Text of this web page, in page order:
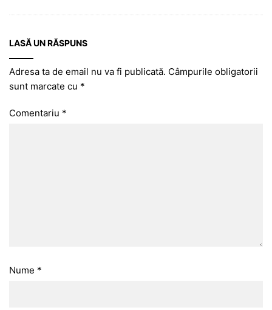
LASĂ UN RĂSPUNS
Adresa ta de email nu va fi publicată. Câmpurile obligatorii
sunt marcate cu *
Comentariu *
Nume *